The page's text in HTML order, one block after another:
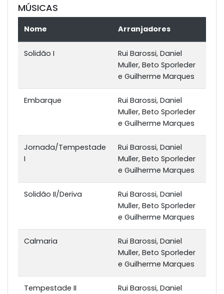
MÚSICAS
Nome Arranjadores
Solidão I
Rui Barossi, Daniel
Muller, Beto Sporleder
e Guilherme Marques
Embarque
Rui Barossi, Daniel
Muller, Beto Sporleder
e Guilherme Marques
Jornada/Tempestade
I
Rui Barossi, Daniel
Muller, Beto Sporleder
e Guilherme Marques
Solidão II/Deriva
Rui Barossi, Daniel
Muller, Beto Sporleder
e Guilherme Marques
Calmaria
Rui Barossi, Daniel
Muller, Beto Sporleder
e Guilherme Marques
Tempestade II Rui Barossi, Daniel